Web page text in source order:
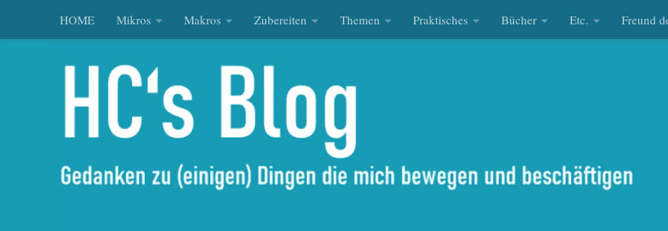
Zum Inhalt springen
HOME Mikros Makros Zubereiten Themen Praktisches Bücher Etc. Freund